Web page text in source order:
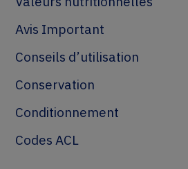
Avis Important
Conseils d’utilisation
Conservation
Conditionnement
Codes ACL